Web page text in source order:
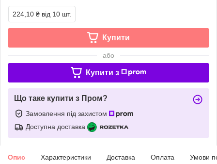
224,10 ₴ від 10 шт.
Купити
або
Купити з
Що таке купити з Пром?
Замовлення під захистом
Доступна доставка
Опис Характеристики Доставка Оплата Умови